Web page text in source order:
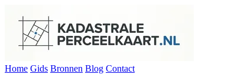
Home Gids Bronnen Blog Contact